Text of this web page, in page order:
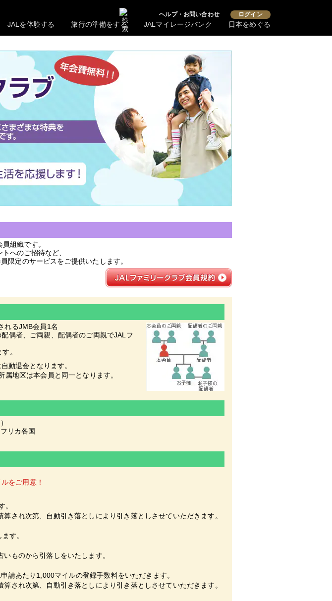
ヘルプ・お問い合わせ ログイン
JALを体験する 旅行の準備をする JALマイレージバンク 日本をめぐる
組織です。
へのご招待など、
限定のサービスをご提供いたします。
れるJMB会員1名
偶者、ご両親、配偶者のご両親でJALフ
。
動退会となります。
地区は本会員と同一となります。
リカ各国
をご用意！
。
れ次第、自動引き落としにより引き落としさせていただきます。
す。
のから引落しをいたします。
あたり1,000マイルの登録手数料をいただきます。
れ次第、自動引き落としにより引き落としさせていただきます。